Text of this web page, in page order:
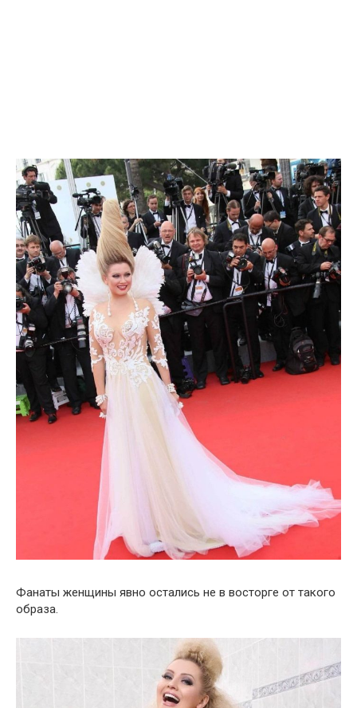
Фанаты женщины явно остались не в восторге от такого
образа.